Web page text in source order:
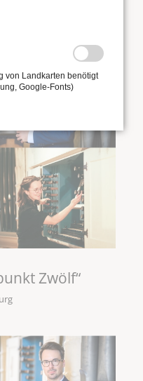
Zwölf“
von Landkarten benötigt
Google-Fonts)